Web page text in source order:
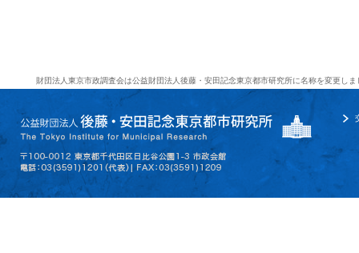
財団法人東京市政調査会は公益財団法人後藤・安田記念東京都市研究所に名称を変更しま